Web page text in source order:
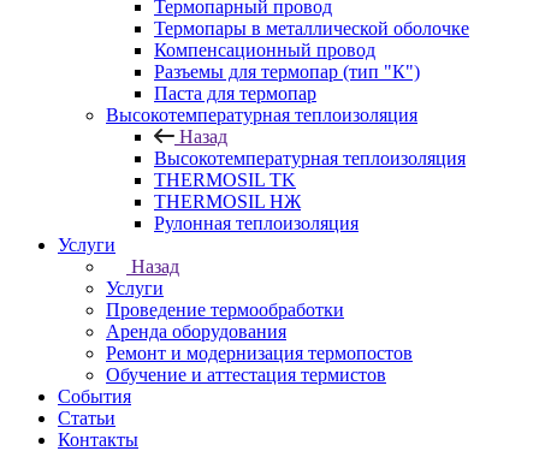
Термопарный провод
Термопары в металлической оболочке
Компенсационный провод
Разъемы для термопар (тип "К")
Паста для термопар
Высокотемпературная теплоизоляция
Назад
Высокотемпературная теплоизоляция
THERMOSIL TK
THERMOSIL НЖ
Рулонная теплоизоляция
Услуги
Назад
Услуги
Проведение термообработки
Аренда оборудования
Ремонт и модернизация термопостов
Обучение и аттестация термистов
События
Статьи
Контакты